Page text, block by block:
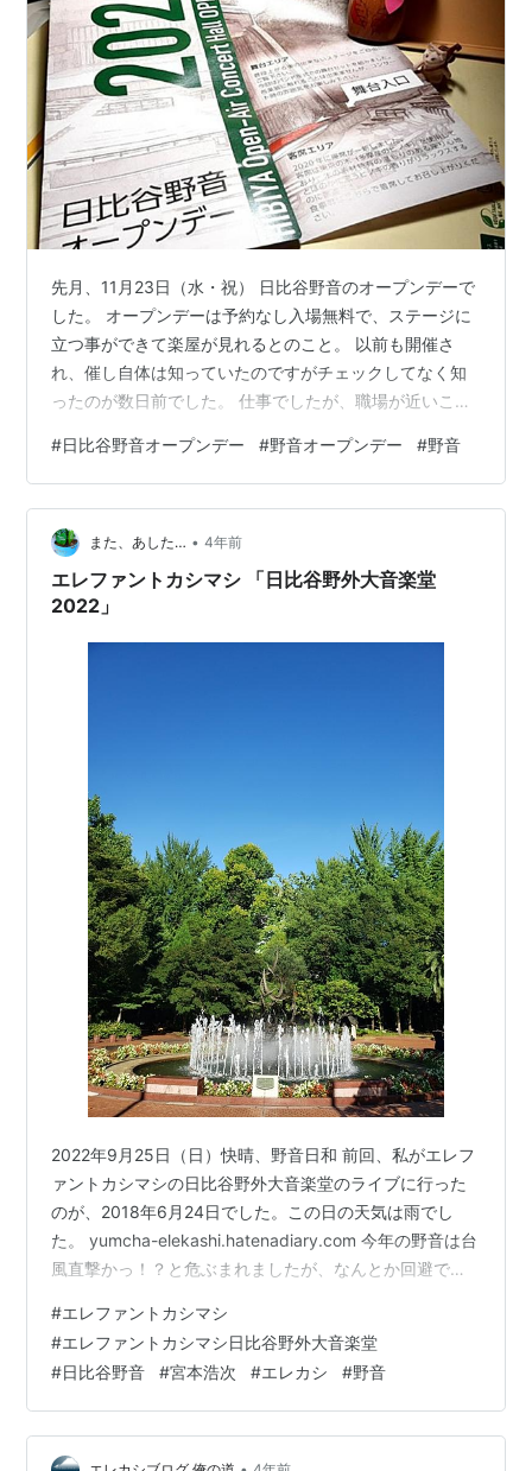
先月、11月23日（水・祝） 日比谷野音のオープンデーで
した。 オープンデーは予約なし入場無料で、ステージに
立つ事ができて楽屋が見れるとのこと。 以前も開催さ
れ、催し自体は知っていたのですがチェックしてなく知
ったのが数日前でした。 仕事でしたが、職場が近いこと
よ♪ この日は雨。 ダッシュで野音に向かいますが、私は
ずぶ濡れ。 でも、雨の野音って嫌いじゃありません。 寒
かったけど、あのステージを思い出すから。 tsukiyo-
sampo.hatenablog.com ステージからの景色。わりとよ
く見えるのかな。 いい顔してるのは見えそうだな。 雨
で…
#日比谷野音オープンデー #野音オープンデー #野音
また、あした… • 4年前
エレファントカシマシ 「日比谷野外大音楽堂
2022」
2022年9月25日（日）快晴、野音日和 前回、私がエレフ
ァントカシマシの日比谷野外大音楽堂のライブに行った
のが、2018年6月24日でした。この日の天気は雨でし
た。 yumcha-elekashi.hatenadiary.com 今年の野音は台
風直撃かっ！？と危ぶまれましたが、なんとか回避でき
度目で、秋開催は台風の懸念もあるので、なかなかスリ
リングであります（笑） さて、エレファントカシマシの
デビュー30周年以降、この日比谷野外大音楽堂でのLIVE
はプラチナチケット化しております。私は幸運にも4年ぶ
りに行けましたが、今年もダメだった･･･と…
#エレファントカシマシ
#エレファントカシマシ日比谷野外大音楽堂
#日比谷野音 #宮本浩次 #エレカシ #野音